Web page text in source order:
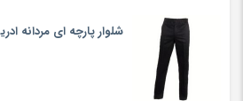
شلوار پارچه ای مردانه